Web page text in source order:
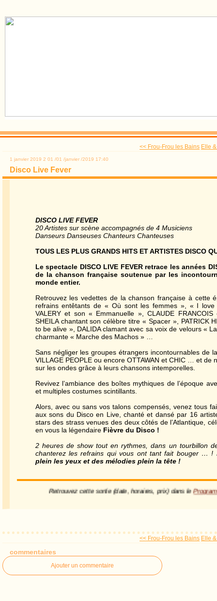
<< Frou-Frou les Bains Elle
1 janvier 2019 2 01 /01 /janvier /2019 17:40
Disco Live Fever
DISCO LIVE FEVER
20 Artistes sur scène accompagnés de 4 Musiciens
Danseurs Danseuses Chanteurs Chanteuses
TOUS LES PLUS GRANDS HITS ET ARTISTES DISCO
Le spectacle DISCO LIVE FEVER retrace les années
de la chanson française soutenue par les
monde entier.
Retrouvez les vedettes de la chanson française à cette
refrains entêtants de « Où sont les femmes », « I
VALERY et son « Emmanuelle », CLAUDE
SHEILA chantant son célèbre titre « Spacer », PATRICK
to be alive », DALIDA clamant avec sa voix de velours «
charmante « Marche des Machos » …
Sans négliger les groupes étrangers incontournables de
VILLAGE PEOPLE ou encore OTTAWAN et CHIC … et
sur les ondes grâce à leurs chansons intemporelles.
Revivez l’ambiance des boîtes mythiques de l’époque
et multiples costumes scintillants.
Alors, avec ou sans vos talons compensés, venez tous
aux sons du Disco en Live, chanté et dansé par 16
stars des strass venues des deux côtés de l’Atlantique,
en vous la légendaire Fièvre du Disco !
2 heures de show tout en rythmes, dans un tourbillon
chanterez les refrains qui vous ont tant fait bouger … !
plein les yeux et des mélodies plein la tête !
Retrouvez cette sortie (date, horaires, prix) dans le
<< Frou-Frou les Bains Elle
commentaires
Ajouter un commentaire